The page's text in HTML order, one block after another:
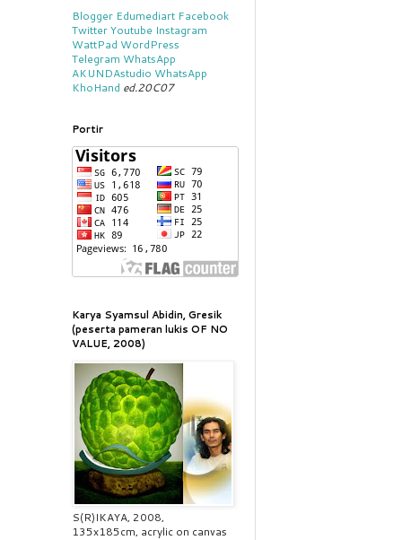
Blogger Edumediart Facebook
TwitterYoutube Instagram
WattPad WordPress
Telegram WhatsApp
AKUNDAstudio WhatsApp
KhoHand ed.20C07
Portir
Karya Syamsul Abidin, Gresik
(peserta pameran lukis OF NO
VALUE, 2008)
S(R)IKAYA, 2008,
135x185cm, acrylic on canvas